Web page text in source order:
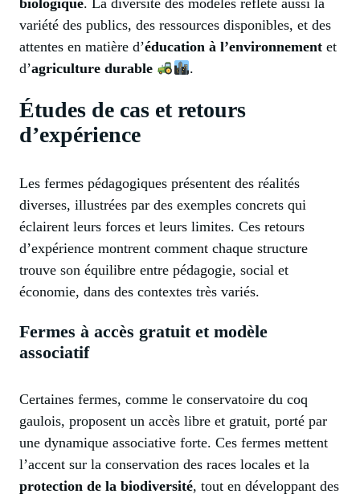
variété des publics, des ressources disponibles, et des
attentes en matière d’éducation à l’environnement et
d’agriculture durable .
Études de cas et retours
d’expérience
Les fermes pédagogiques présentent des réalités
diverses, illustrées par des exemples concrets qui
éclairent leurs forces et leurs limites. Ces retours
d’expérience montrent comment chaque structure
trouve son équilibre entre pédagogie, social et
économie, dans des contextes très variés.
Fermes à accès gratuit et modèle
associatif
Certaines fermes, comme le conservatoire du coq
gaulois, proposent un accès libre et gratuit, porté par
une dynamique associative forte. Ces fermes mettent
l’accent sur la conservation des races locales et la
protection de la biodiversité, tout en développant des